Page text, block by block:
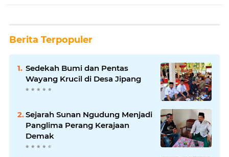
Berita Terpopuler
Sedekah Bumi dan Pentas
Wayang Krucil di Desa Jipang
Sejarah Sunan Ngudung Menjadi
Panglima Perang Kerajaan
Demak